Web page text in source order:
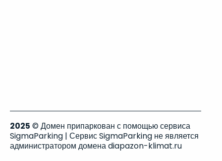
2025 © Домен припаркован с помощью сервиса
SigmaParking | Сервис SigmaParking не является
администратором домена diapazon-klimat.ru